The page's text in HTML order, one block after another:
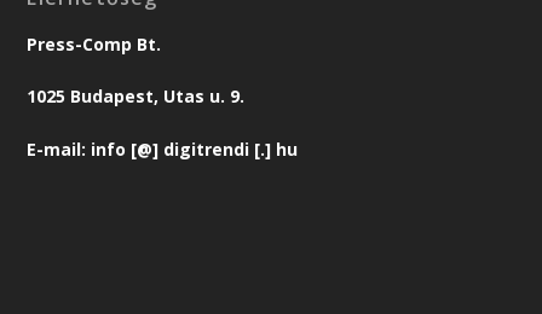
Press-Comp Bt.
1025 Budapest, Utas u. 9.
E-mail: info [@] digitrendi [.] hu